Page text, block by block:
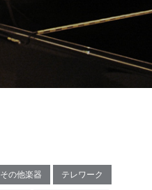
その他楽器 テレワーク